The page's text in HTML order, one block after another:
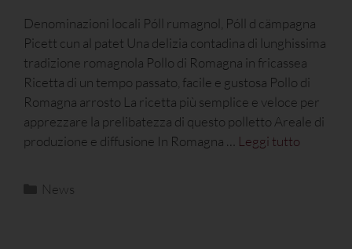
Denominazioni locali Póll rumagnol, Póll d cämpagna
Picett cun al patet Una delizia contadina di lunghissima
tradizione romagnola Pollo di Romagna in fricassea
Ricetta di un tempo passato, facile e gustosa Pollo di
Romagna arrosto La ricetta più semplice e veloce per
apprezzare la prelibatezza di questo polletto Areale di
produzione e diffusione In Romagna … Leggi tutto
News